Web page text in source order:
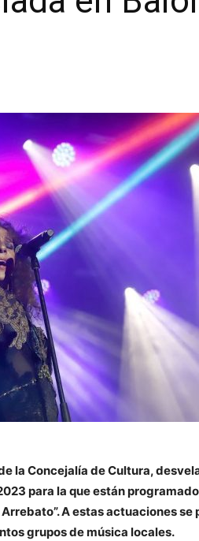
la Concejalía de Cultura,
para la que están
Arrebato”. A estas actuaciones
grupos de música locales.